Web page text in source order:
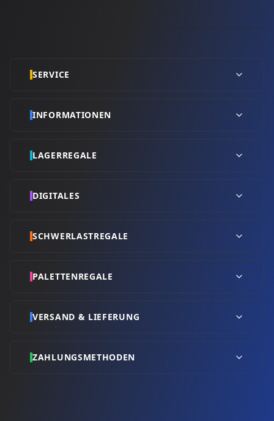
SERVICE
INFORMATIONEN
LAGERREGALE
DIGITALES
SCHWERLASTREGALE
PALETTENREGALE
VERSAND & LIEFERUNG
ZAHLUNGSMETHODEN